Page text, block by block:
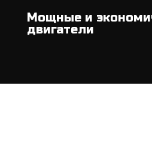
Мощные и
двигатели